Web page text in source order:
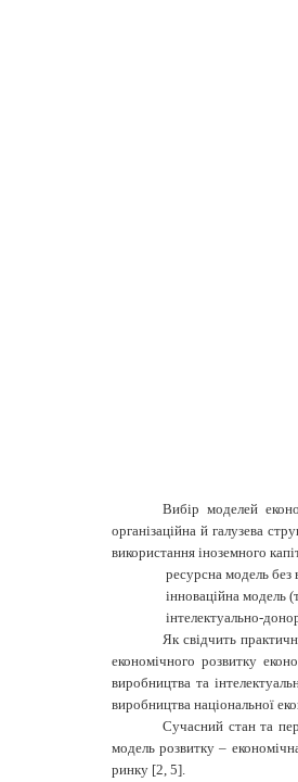
Вибір моделей
організаційна й галузева
використання іноземного
ресурсна модель без
інноваційна модель
інтелектуально-
Як свідчить
економічного розвитку
виробництва та
виробництва національної
Сучасний стан та
модель розвитку –
ринку [2, 5].